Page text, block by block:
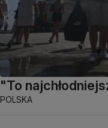
"To
POLSKA